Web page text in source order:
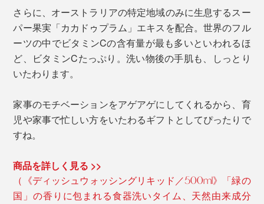
さらに、オーストラリアの特定地域のみに生息するスー
パー果実「カカドゥプラム」エキスを配合。世界のフル
ーツの中でビタミンCの含有量が最も多いといわれるほ
ど、ビタミンCたっぷり。洗い物後の手肌も、しっとり
いたわります。
家事のモチベーションをアゲアゲにしてくれるから、育
児や家事で忙しい方をいたわるギフトとしてぴったりで
すね。
商品を詳しく見る >>
（《ディッシュウォッシングリキッド／500ml》「緑の
国」の香りに包まれる食器洗いタイム、天然由来成分